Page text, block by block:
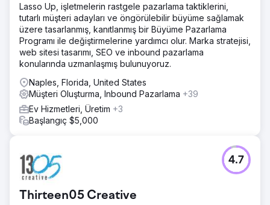
Lasso Up, işletmelerin rastgele pazarlama taktiklerini,
tutarlı müşteri adayları ve öngörülebilir büyüme sağlamak
üzere tasarlanmış, kanıtlanmış bir Büyüme Pazarlama
Programı ile değiştirmelerine yardımcı olur. Marka stratejisi,
web sitesi tasarımı, SEO ve inbound pazarlama
konularında uzmanlaşmış bulunuyoruz.
Naples, Florida, United States
Müşteri Oluşturma, Inbound Pazarlama +39
Ev Hizmetleri, Üretim +3
Başlangıç $5,000
Thirteen05 Creative
4.7